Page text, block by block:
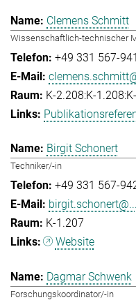
Clemens Schmitt
Wissenschaftlich-technischer
+49 331 567-
K-2.208:K-
Birgit Schonert
Techniker/-in
+49 331 567-
birgit.schonert@...
K-1.207
Website
Dagmar Schwenk
Forschungskoordinator/-in